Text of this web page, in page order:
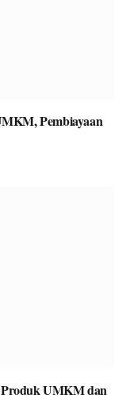
Pembiayaan
Produk UMKM dan